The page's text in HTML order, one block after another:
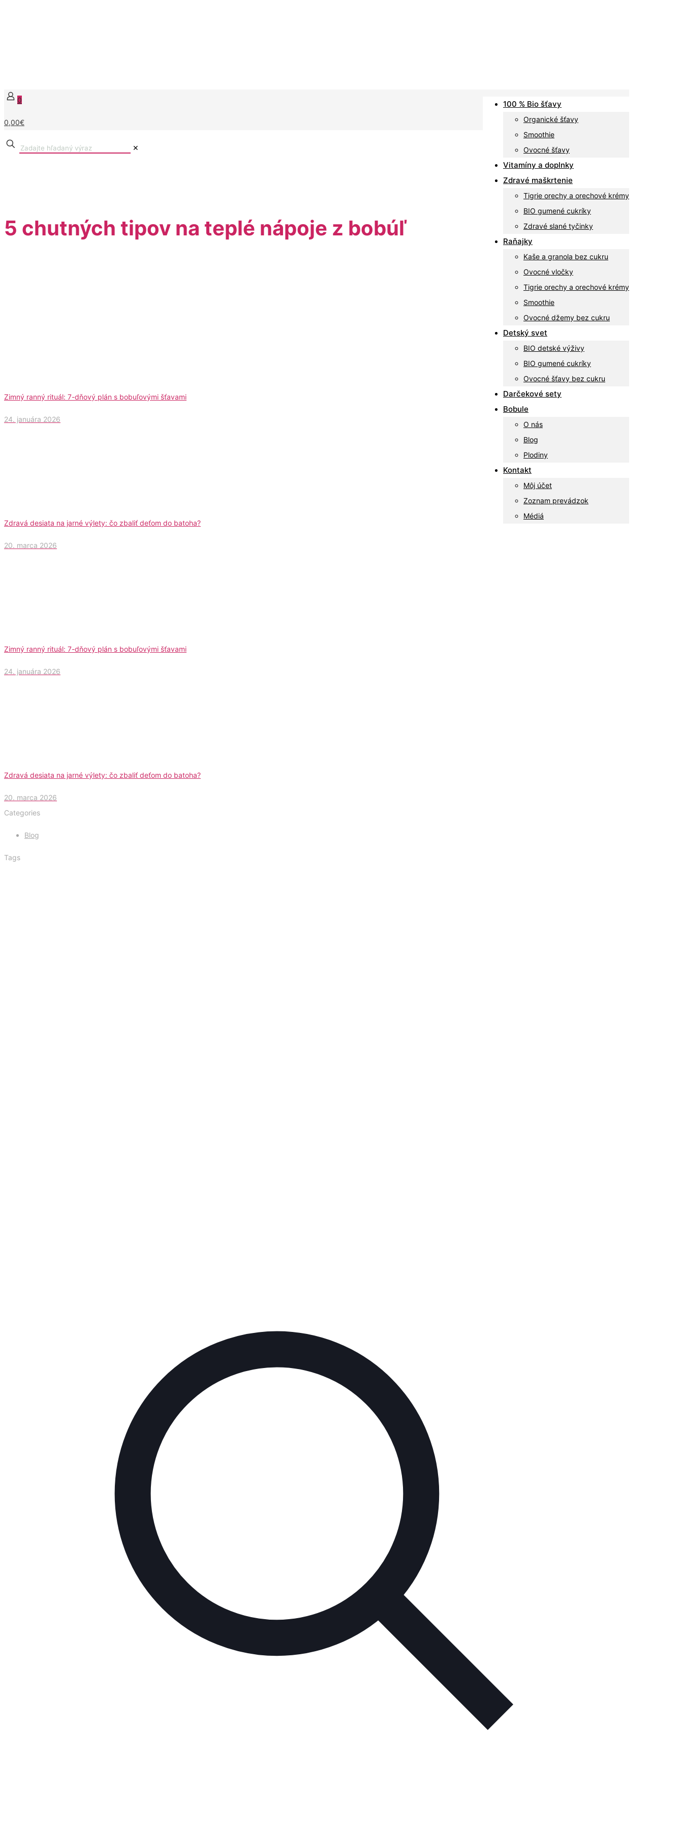
100 % Bio šťavy
Organické šťavy
Smoothie
Ovocné šťavy
Vitamíny a doplnky
Zdravé maškrtenie
Tigrie orechy a orechové krémy
BIO gumené cukríky
Zdravé slané tyčinky
Raňajky
Kaše a granola bez cukru
Ovocné vločky
Tigrie orechy a orechové krémy
Smoothie
Ovocné džemy bez cukru
Detský svet
BIO detské výživy
BIO gumené cukríky
Ovocné šťavy bez cukru
Darčekové sety
Bobule
O nás
Blog
Plodiny
Kontakt
Môj účet
Zoznam prevádzok
Médiá
0
0,00€
✕
5 chutných tipov na teplé nápoje z bobúľ
Zimný ranný rituál: 7-dňový plán s bobuľovými šťavami
24. januára 2026
Zdravá desiata na jarné výlety: čo zbaliť deťom do batoha?
20. marca 2026
Zimný ranný rituál: 7-dňový plán s bobuľovými šťavami
24. januára 2026
Zdravá desiata na jarné výlety: čo zbaliť deťom do batoha?
20. marca 2026
Categories
Blog
Tags